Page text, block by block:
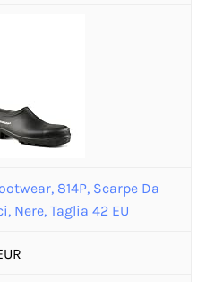
814P, Scarpe Da
Nere, Taglia 42 EU